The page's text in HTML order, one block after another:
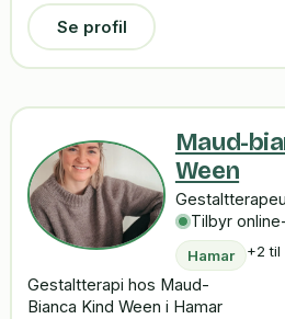
Se profil
Maud-
Ween
Tilbyr
Hamar +2 til
Gestaltterapi hos Maud-
Bianca Kind Ween i Hamar